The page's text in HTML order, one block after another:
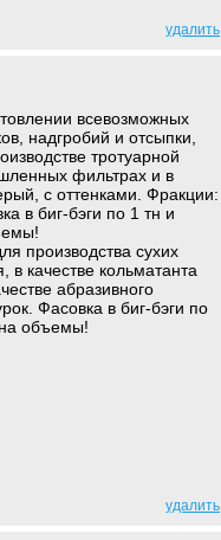
удалить
всевозможных
надгробий и отсыпки,
тротуарной
фильтрах и в
с оттенками. Фракции:
в биг-бэги по 1 тн и
производства сухих
в качестве кольматанта
абразивного
Фасовка в биг-бэги по
объемы!
удалить